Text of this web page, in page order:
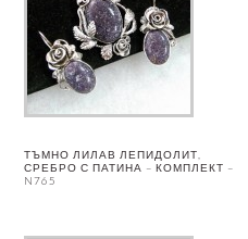
ТЪМНО ЛИЛАВ ЛЕПИДОЛИТ,
СРЕБРО С ПАТИНА – КОМПЛЕКТ –
N765